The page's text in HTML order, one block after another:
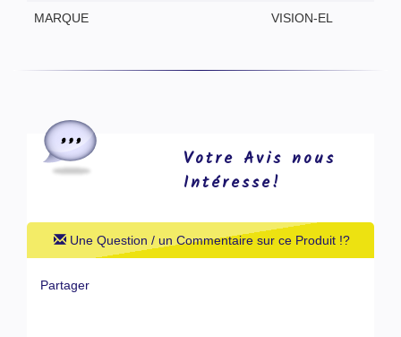
MARQUE VISION-EL
Votre Avis nous
Intéresse!
Une Question / un Commentaire sur ce Produit !?
Partager